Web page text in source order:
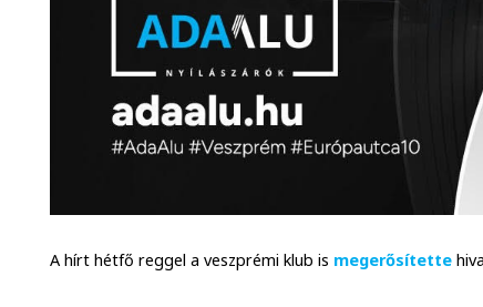
A hírt hétfő reggel a veszprémi klub is megerősítette